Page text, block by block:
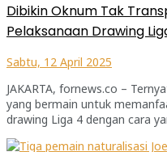
Dibikin Oknum Tak
Pelaksanaan Drawing
Sabtu, 12 April 2025
JAKARTA, fornews.co –
yang bermain untuk
drawing Liga 4 dengan cara